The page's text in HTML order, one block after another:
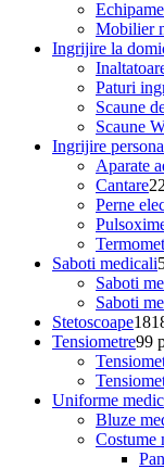
Mobilier
Ingrijire la
Paturi
Scaune
Scaune
Ingrijire
Aparate
Cantare2
Perne
Saboti medicali
Saboti
Saboti
Stetoscoape18
Tensiometre99
Uniforme
Bluze
Costume